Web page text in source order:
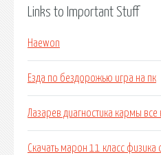
Links to Important Stuff
Haewon
Езда по бездорожью игра на пк
Лазарев диагностика кармы все
Скачать марон 11 класс физика